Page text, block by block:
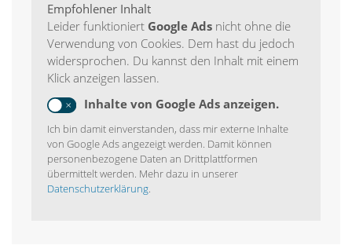
Empfohlener Inhalt
Leider funktioniert Google Ads nicht ohne die
Verwendung von Cookies. Dem hast du jedoch
widersprochen. Du kannst den Inhalt mit einem
Klick anzeigen lassen.
Inhalte von Google Ads anzeigen.
Ich bin damit einverstanden, dass mir externe Inhalte
von Google Ads angezeigt werden. Damit können
personenbezogene Daten an Drittplattformen
übermittelt werden. Mehr dazu in unserer
Datenschutzerklärung.